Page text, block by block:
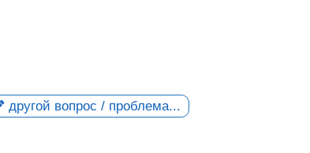
другой вопрос / проблема...